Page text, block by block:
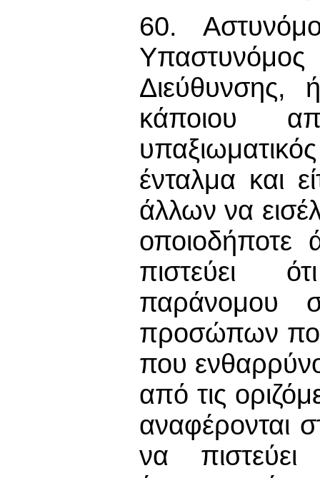
60.
Διεύθυνσης,
κάποιου
ένταλμα και
άλλων να
οποιοδήποτε
πιστεύει
παράνομου
προσώπων
που
από τις
αναφέρονται
να πιστεύει